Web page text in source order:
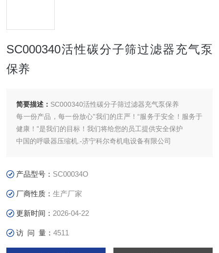
SC000340活性碳分子筛过滤器充气泵
保养
简要描述： SC000340活性碳分子筛过滤器充气泵保养
每一份产品，每一份放心"我们的庄严！“服务于安全！服务于
健康！"是我们的目标！我们将给您的员工提供安全保护
中国的呼吸器压缩机.-济宁科尔奇机电设备有限公司
产品型号： SC00034O
厂商性质：生产厂家
更新时间： 2026-04-22
访 问 量：4511